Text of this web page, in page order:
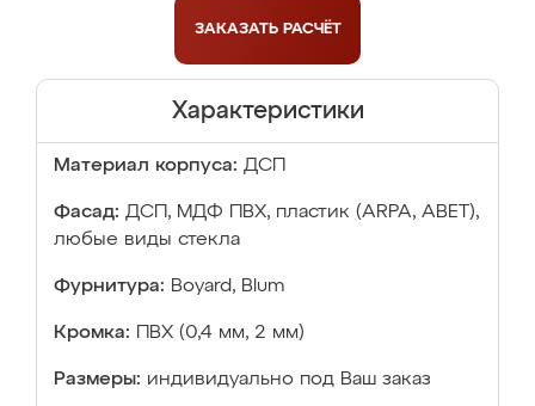
ЗАКАЗАТЬ РАСЧЁТ
Характеристики
Материал корпуса: ДСП
Фасад: ДСП, МДФ ПВХ, пластик (ARPA, ABET),
любые виды стекла
Фурнитура: Boyard, Blum
Кромка: ПВХ (0,4 мм, 2 мм)
Размеры: индивидуально под Ваш заказ